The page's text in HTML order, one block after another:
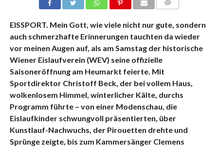
EISSPORT. Mein Gott, wie viele nicht nur gute, sondern
auch schmerzhafte Erinnerungen tauchten da wieder
vor meinen Augen auf, als am Samstag der historische
Wiener Eislaufverein (WEV) seine offizielle
Saisoneröffnung am Heumarkt feierte. Mit
Sportdirektor Christoff Beck, der bei vollem Haus,
wolkenlosem Himmel, winterlicher Kälte, durchs
Programm führte – von einer Modenschau, die
Eislaufkinder schwungvoll präsentierten, über
Kunstlauf-Nachwuchs, der Pirouetten drehte und
Sprünge zeigte, bis zum Kammersänger Clemens